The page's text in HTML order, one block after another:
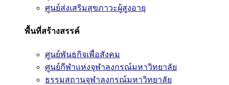
ศูนย์ส่งเสริมสุขภาวะผู้สูงอายุ
พื้นที่สร้างสรรค์
ศูนย์พันธกิจเพื่อสังคม
ศูนย์กีฬาแห่งจุฬาลงกรณ์มหาวิทยาลัย
ธรรมสถานจุฬาลงกรณ์มหาวิทยาลัย